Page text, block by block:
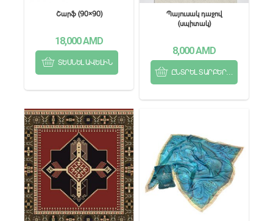
Շարֆ (90×90)
18,000AMD
ՏԵՍՆԵԼ ԱՎԵԼԻՆ
Պայուսակ դաջով
(սպիտակ)
8,000AMD
ԸՆՏՐԵԼ ՏԱՐԲԵՐԱԿՆԵՐԻՑ